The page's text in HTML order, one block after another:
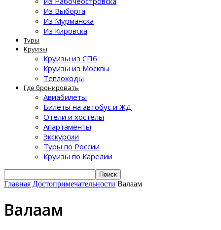
Из Выборга
Из Мурманска
Из Кировска
Туры
Круизы
Круизы из СПб
Круизы из Москвы
Теплоходы
Где бронировать
Авиабилеты
Билеты на автобус и ЖД
Отели и хостелы
Апартаменты
Экскурсии
Туры по России
Круизы по Карелии
Главная Достопримечательности Валаам
Валаам